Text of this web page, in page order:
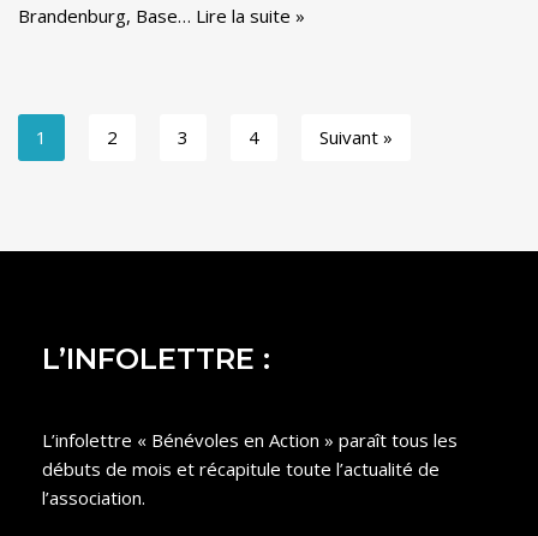
Brandenburg, Base… Lire la suite »
1 2 3 4 Suivant »
L’INFOLETTRE :
L’infolettre « Bénévoles en Action » paraît tous les
débuts de mois et récapitule toute l’actualité de
l’association.